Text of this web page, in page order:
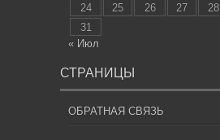
24
25 26 27 28
31
« Июл
СТРАНИЦЫ
ОБРАТНАЯ СВЯЗЬ